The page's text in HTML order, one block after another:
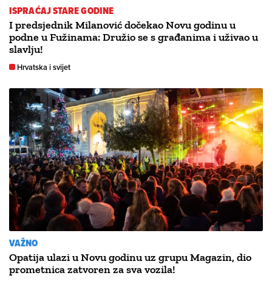
ISPRAĆAJ STARE GODINE
I predsjednik Milanović dočekao Novu godinu u
podne u Fužinama: Družio se s građanima i uživao u
slavlju!
Hrvatska i svijet
VAŽNO
Opatija ulazi u Novu godinu uz grupu Magazin, dio
prometnica zatvoren za sva vozila!